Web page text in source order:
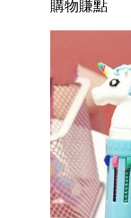
購物賺點